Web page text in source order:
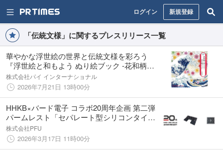
ログイン 新規登録
「伝統文様」に関するプレスリリース一覧
華やかな浮世絵の世界と伝統文様を彩ろう
『浮世絵と和もよう ぬり絵ブック -花和柄ぬ
り絵シリーズ4-』7/23発売
株式会社パイ インターナショナル
2026年7月21日 13時00分
HHKB×バード電子 コラボ20周年企画 第二弾
パームレスト「セパレート型シリコンタイピ
ングベッド」発売
株式会社PFU
2026年3月17日 11時00分